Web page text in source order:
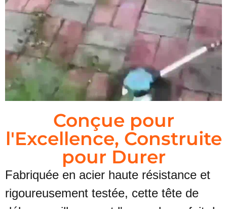
Conçue pour
l'Excellence, Construite
pour Durer
Fabriquée en acier haute résistance et
rigoureusement testée, cette tête de